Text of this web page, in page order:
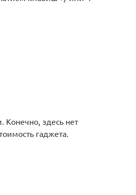
здесь нет
гаджета.